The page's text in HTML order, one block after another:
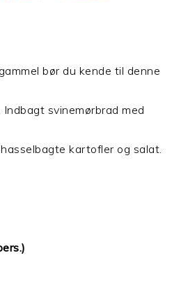
bør du kende til denne
svinemørbrad med
kartofler og salat.